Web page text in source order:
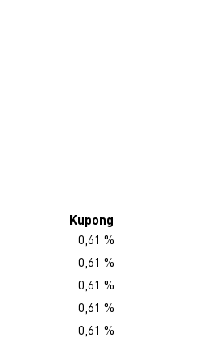
Kupong
0,61 %
0,61 %
0,61 %
0,61 %
0,61 %